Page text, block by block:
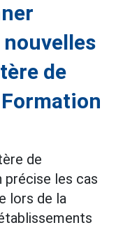
de
de
précise les cas
lors de la